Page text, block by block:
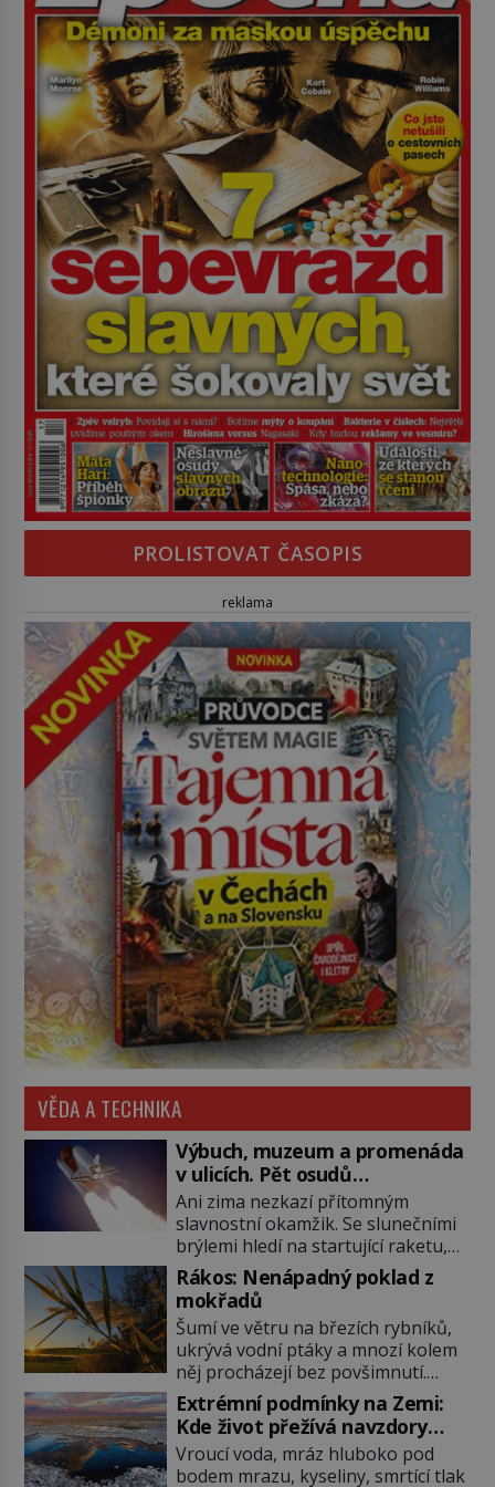
PROLISTOVAT ČASOPIS
reklama
VĚDA A TECHNIKA
Výbuch, muzeum a promenáda
v ulicích. Pět osudů
nejslavnějších raketoplánů
Ani zima nezkazí přítomným
slavnostní okamžik. Se slunečními
brýlemi hledí na startující raketu,
která má do vesmíru vynést kromě
posádky také obyčejnou učitelku.
Po několika sekundách všem
ztuhnou úsměvy, stroj totiž
exploduje. Jejich konstrukce není
z levného kraje, daňové poplatníky
stojí miliardy dolarů. Na druhou
stranu zvládnou jen představitelné
věci. Na malé kousky Název:
Columbia První […]
Rákos: Nenápadný poklad z
mokřadů
Šumí ve větru na březích rybníků,
ukrývá vodní ptáky a mnozí kolem
něj procházejí bez povšimnutí.
Přesto právě rákos pomáhal stavět
domy, vyrábět lodě, zapisovat první
texty a inspiroval řadu pověstí.
Tato skromná, ale užitečná
Extrémní podmínky na Zemi:
Kde život přežívá navzdory
všemu
Vroucí voda, mráz hluboko pod
bodem mrazu, kyseliny, smrtící tlak